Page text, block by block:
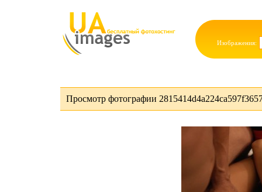
Изображения:
Просмотр фотографии